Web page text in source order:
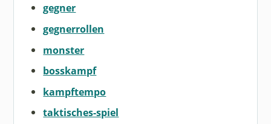
gegner
gegnerrollen
monster
bosskampf
kampftempo
taktisches-spiel